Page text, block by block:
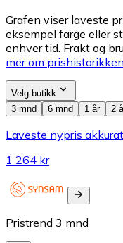
Grafen viser laveste
eksempel farge eller
enhver tid. Frakt og
mer om
Velg butikk
3 mnd
6 mnd 1 år 2
Laveste nypris
1 264 kr
Pristrend 3 mnd